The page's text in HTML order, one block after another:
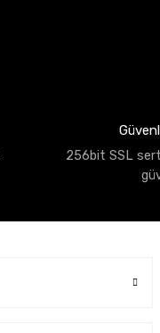
256bit SSL